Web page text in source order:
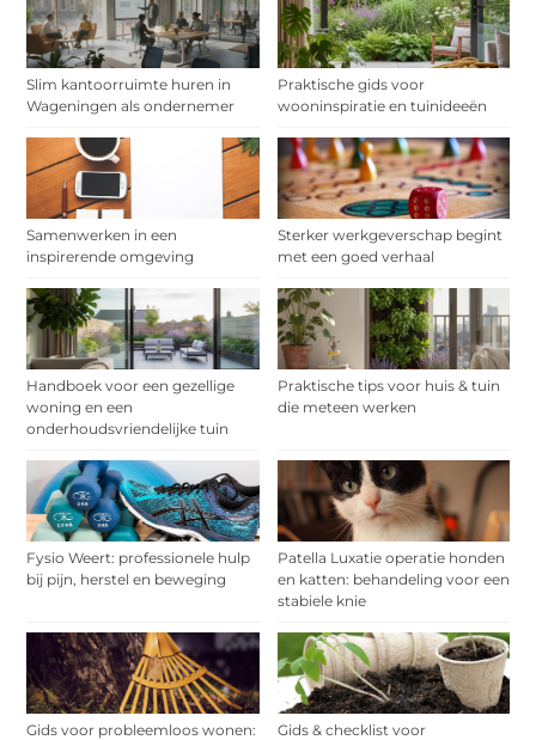
Slim kantoorruimte huren in
Wageningen als ondernemer
Praktische gids voor
wooninspiratie en tuinideeën
Samenwerken in een
inspirerende omgeving
Sterker werkgeverschap begint
met een goed verhaal
Handboek voor een gezellige
woning en een
onderhoudsvriendelijke tuin
Praktische tips voor huis & tuin
die meteen werken
Fysio Weert: professionele hulp
bij pijn, herstel en beweging
Patella Luxatie operatie honden
en katten: behandeling voor een
stabiele knie
Gids voor probleemloos wonen:
Gids & checklist voor